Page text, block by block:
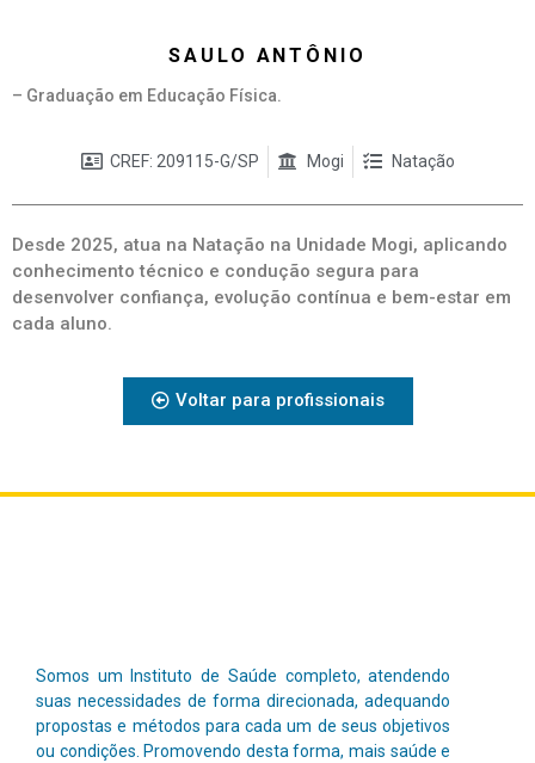
SAULO ANTÔNIO
– Graduação em Educação Física.
CREF: 209115-G/SP Mogi Natação
Desde 2025, atua na Natação na Unidade Mogi, aplicando
conhecimento técnico e condução segura para
desenvolver confiança, evolução contínua e bem-estar em
cada aluno.
Voltar para profissionais
Somos um Instituto de Saúde completo, atendendo
suas necessidades de forma direcionada, adequando
propostas e métodos para cada um de seus objetivos
ou condições. Promovendo desta forma, mais saúde e